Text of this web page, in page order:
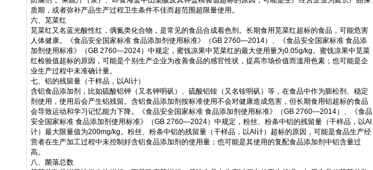
质期，或者弥补产品生产过程卫生条件不佳而超范围超限量使用。
六、苋菜红
苋菜红又名蓝光酸性红，偶氮类化合物，是常见的食品合成着色剂。长期食用苋菜红超标的食品，可能危害
人体健康。《食品安全国家标准 食品添加剂使用标准》（GB 2760—2014）、《食品安全国家标准 食品添
加剂使用标准》（GB 2760—2024）中规定，蜜饯凉果中苋菜红的最大使用量为0.05g/kg。蜜饯凉果中苋菜
红检验值超标的原因，可能是个别生产企业为改善食品的感官性状，提高市场价值而滥用色素；也可能是企
业生产过程中未准确计量。
七、铝的残留量（干样品，以Al计）
含铝食品添加剂，比如硫酸铝钾（又名钾明矾）、硫酸铝铵（又名铵明矾）等，在食品中作为膨松剂、稳定
剂使用，使用后会产生铝残留。含铝食品添加剂按标准使用不会对健康造成危害，但长期食用铝超标的食品
会导致运动和学习记忆能力下降。《食品安全国家标准 食品添加剂使用标准》（GB 2760—2014）、《食品
安全国家标准 食品添加剂使用标准》（GB 2760—2024）中规定，粉丝、粉条中铝的残留量（干样品，以Al
计）最大限量值为200mg/kg。粉丝、粉条中铝的残留量（干样品，以Al计）超标的原因，可能是食品生产经
营者在生产加工过程中未控制好含铝食品添加剂的使用量；也可能是其使用的复配食品添加剂中铝含量过
高。
八、菌落总数